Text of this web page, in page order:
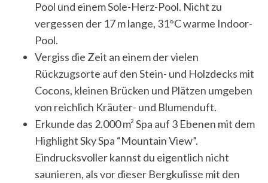
Pool und einem Sole-Herz-Pool. Nicht zu
vergessen der 17 m lange, 31°C warme Indoor-
Pool.
Vergiss die Zeit an einem der vielen
Rückzugsorte auf den Stein- und Holzdecks mit
Cocons, kleinen Brücken und Plätzen umgeben
von reichlich Kräuter- und Blumenduft.
Erkunde das 2.000 m² Spa auf 3 Ebenen mit dem
Highlight Sky Spa “Mountain View”.
Eindrucksvoller kannst du eigentlich nicht
saunieren, als vor dieser Bergkulisse mit den